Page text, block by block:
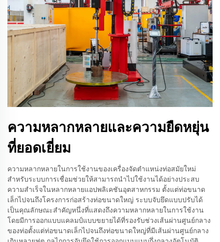
ความหลากหลายและความยืดหยุ่น
ที่ยอดเยี่ยม
ความหลากหลายในการใช้งานของเครื่องจัดตำแหน่งท่อสมัยใหม่
สำหรับระบบการเชื่อมช่วยให้สามารถนำไปใช้งานได้อย่างประสบ
ความสำเร็จในหลากหลายแอปพลิเคชันอุตสาหกรรม ตั้งแต่ท่อขนาด
เล็กไปจนถึงโครงการก่อสร้างท่อขนาดใหญ่ ระบบจับยึดแบบปรับได้
เป็นคุณลักษณะสำคัญหนึ่งที่แสดงถึงความหลากหลายในการใช้งาน
โดยมีการออกแบบแคลมป์แบบขยายได้ที่รองรับช่วงเส้นผ่านศูนย์กลาง
ของท่อตั้งแต่ท่อขนาดเล็กไปจนถึงท่อขนาดใหญ่ที่มีเส้นผ่านศูนย์กลาง